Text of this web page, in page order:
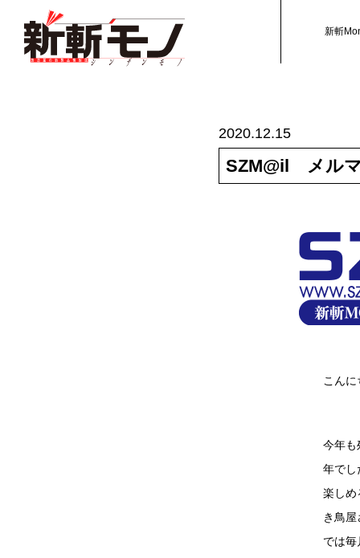
新斬
2020.12.15
SZM@il メルマ
こん
今年も
年でし
楽しめ
き鳥
では